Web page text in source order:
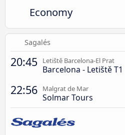
Economy
Sagalés
20:45 Letiště Barcelona-El Prat
Barcelona - Letiště T1
22:56 Malgrat de Mar
Solmar Tours